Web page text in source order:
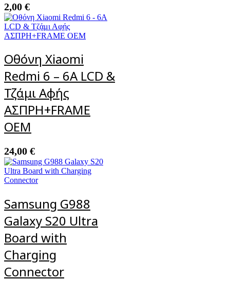
2,00 €
Οθόνη Xiaomi
Redmi 6 – 6A LCD &
Τζάμι Αφής
ΑΣΠΡΗ+FRAME
OEM
24,00 €
Samsung G988
Galaxy S20 Ultra
Board with
Charging
Connector